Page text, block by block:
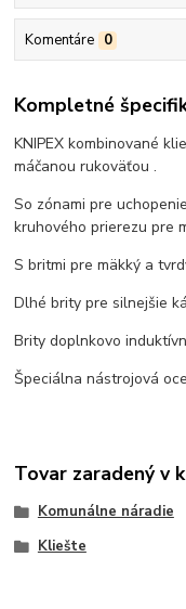
Komentáre 0
Kompletné
KNIPEX kombinované
máčanou rukoväťou .
So zónami pre
kruhového prierezu pre
S britmi pre mäkký a
Dlhé brity pre silnejšie
Brity doplnkovo
Špeciálna nástrojová
Tovar zaradený v
Komunálne náradie
Kliešte